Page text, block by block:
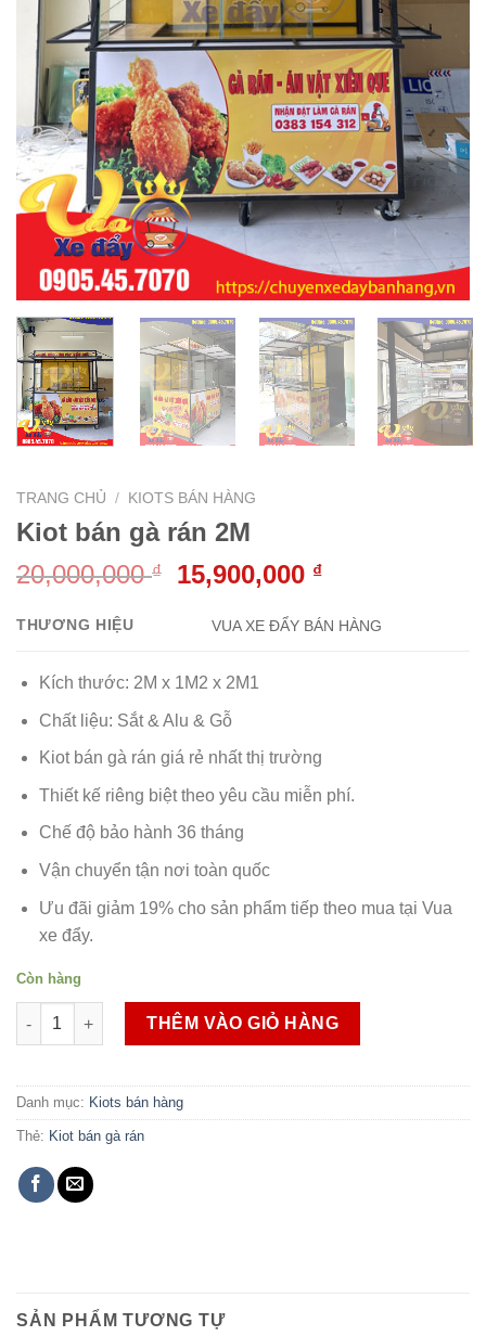
TRANG CHỦ / KIOTS BÁN HÀNG
Kiot bán gà rán 2M
20,000,000₫
Giá
15,900,000 ₫Giá
tại
THƯƠNG HIỆU VUA XE ĐẨY BÁN HÀNG
Kích thước: 2M x 1M2 x 2M1
Chất liệu: Sắt & Alu & Gỗ
Kiot bán gà rán giá rẻ nhất thị trường
Thiết kế riêng biệt theo yêu cầu miễn phí.
Chế độ bảo hành 36 tháng
Vận chuyển tận nơi toàn quốc
Ưu đãi giảm 19% cho sản phẩm tiếp theo mua tại Vua
xe đẩy.
Còn hàng
Kiot bán gà rán 2M số lượng
THÊM VÀO GIỎ HÀNG
Danh mục: Kiots bán hàng
Thẻ: Kiot bán gà rán
SẢN PHẨM TƯƠNG TỰ